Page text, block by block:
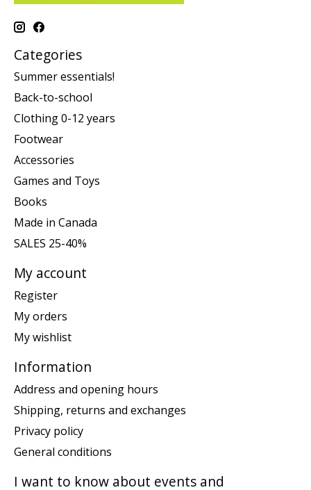
Categories
Summer essentials!
Back-to-school
Clothing 0-12 years
Footwear
Accessories
Games and Toys
Books
Made in Canada
SALES 25-40%
My account
Register
My orders
My wishlist
Information
Address and opening hours
Shipping, returns and exchanges
Privacy policy
General conditions
I want to know about events and